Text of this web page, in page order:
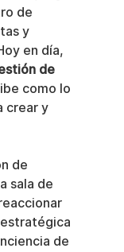
de
y
en día,
de
como lo
crear y
de
sala de
de